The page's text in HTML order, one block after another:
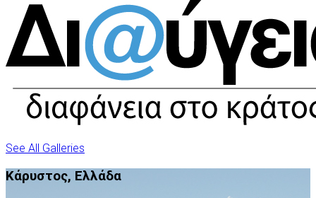
See All Galleries
Κάρυστος, Ελλάδα